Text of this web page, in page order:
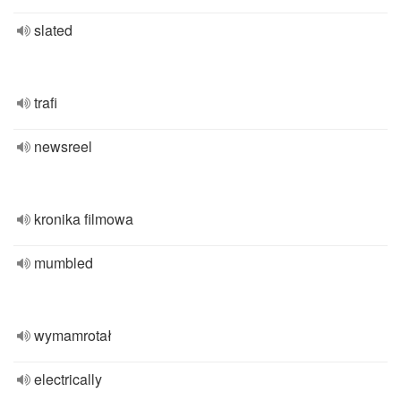
slated
trafi
newsreel
kronika filmowa
mumbled
wymamrotał
electrically